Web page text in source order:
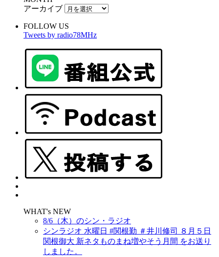
アーカイブ
FOLLOW US
Tweets by radio78MHz
WHAT's NEW
8/6（木）のシン・ラジオ
シンラジオ 水曜日 #関根勤 ＃井川修司 ８月５日
関根御大 新ネタものまね増やそう月間 をお送り
しました。